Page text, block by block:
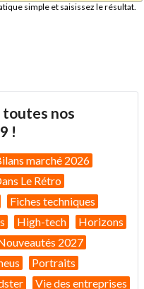
simple et saisissez le résultat.
toutes nos
!
marché 2026
Le Rétro
Fiches techniques
High-tech
Horizons
2027
Portraits
Vie des entreprises